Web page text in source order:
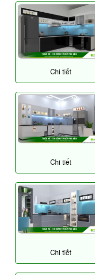
Chi tiết
Chi tiết
Chi tiết